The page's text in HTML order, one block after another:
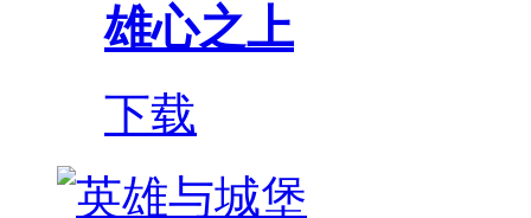
雄心之上
下载